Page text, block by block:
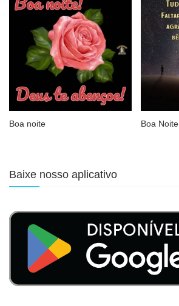
Boa noite Boa Noite
Baixe nosso aplicativo